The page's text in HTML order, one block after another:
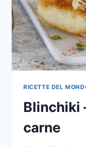
RICETTE DEL
Blinchiki
carne